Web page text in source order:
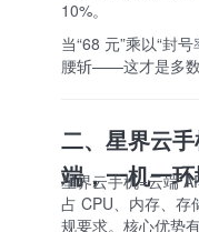
10%。
当“68 元”乘以“封
腰斩——这才是多数
二、星界云
端，一机一
星界云手机=云端
占 CPU、内存、存
规要求。核心优势